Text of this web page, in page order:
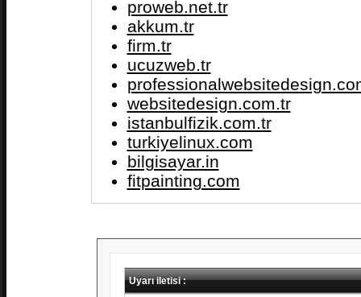
proweb.net.tr
akkum.tr
firm.tr
ucuzweb.tr
websitedesign.com.tr
istanbulfizik.com.tr
turkiyelinux.com
bilgisayar.in
fitpainting.com
Uyarı iletisi :